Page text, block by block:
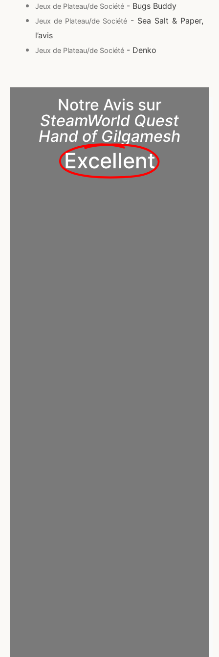
Jeux de Plateau/de Société - Bugs Buddy
Jeux de Plateau/de Société - Sea Salt & Paper,
l’avis
Jeux de Plateau/de Société - Denko
Notre Avis sur
SteamWorld Quest
Hand of Gilgamesh
Excellent